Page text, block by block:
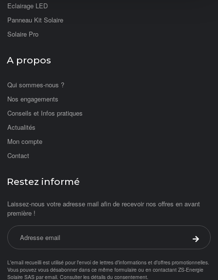
Eclairage LED
Panneau Kit Solaire
Solaire Pro
A propos
Qui sommes-nous ?
Nos engagements
Conseils et Infos pratiques
Actualités
Mon compte
Contact
Restez informé
Laissez-nous votre adresse mail afin de recevoir nos offres en avant
première !
Adresse email
Valider
L'email recueilli est utilisé pour l'envoi de lettres d'informations et d'offres promotionnelles.
Vous pouvez vous désabonner dans ce même formulaire ou en contactant ZS-Energie
Solaire SAS paremail Consulter les détails du consentement.